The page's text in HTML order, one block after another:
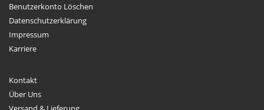
Benutzerkonto Löschen
Datenschutzerklärung
Impressum
Karriere
Kontakt
Über Uns